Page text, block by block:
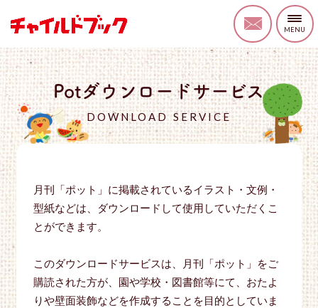
Potダウンロードサービス
DOWNLOAD SERVICE
月刊「ポット」に掲載されているイラスト・文例・
型紙などは、ダウンロードして使用していただくこ
とができます。
このダウンロードサービスは、月刊「ポット」をご
購読された方が、園や学校・図書館等にて、おたよ
りや壁面装飾などを作成することを目的としていま